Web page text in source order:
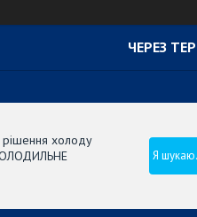
ЧЕРЕЗ
холоду